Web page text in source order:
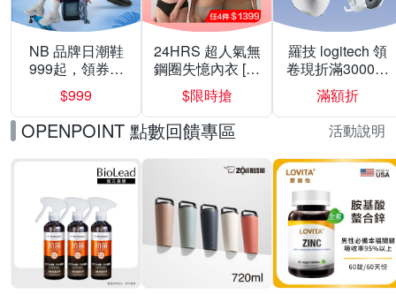
NB 品牌日潮鞋
999起，領券折
上折 最高回饋
40%
$999
24HRS 超人氣無
鋼圈失憶內衣 [熱
銷好評]
$限時搶
羅技 logitech 領
卷現折滿3000折
300
滿額折
OPENPOINT 點數回饋專區 活動說明